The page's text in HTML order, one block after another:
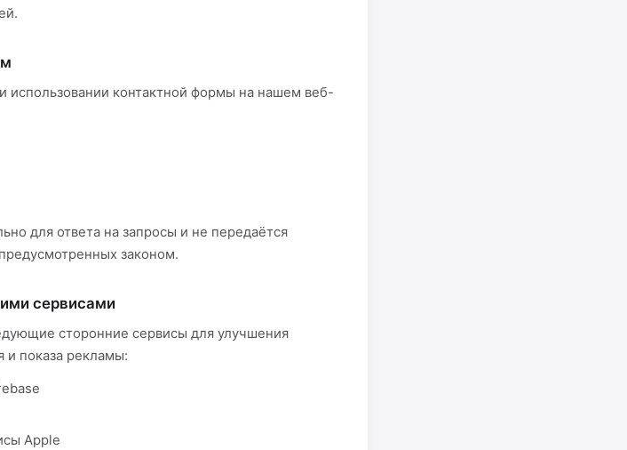
контактной формы на нашем веб-
для ответа на запросы и не передаётся
законом.
сервисами
сторонние сервисы для улучшения
и показа рекламы:
Apple